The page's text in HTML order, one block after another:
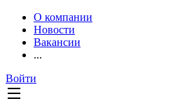
О компании
Новости
Вакансии
...
Войти